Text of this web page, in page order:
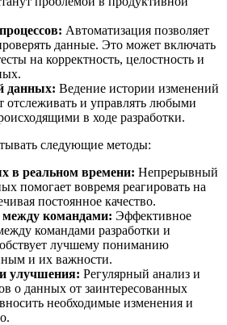
Автоматизация позволяет
данные. Это может включать
на корректность, целостность и
данных: Ведение истории изменений
отслеживать и управлять любыми
в ходе разработки.
следующие методы:
в реальном времени: Непрерывный
помогает вовремя реагировать на
постоянное качество.
между командами: Эффективное
командами разработки и
лучшему пониманию
и их важности.
улучшения: Регулярный анализ и
о данных от заинтересованных
необходимые изменения и